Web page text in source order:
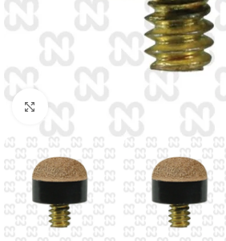
Suurendamiseks klõpsake